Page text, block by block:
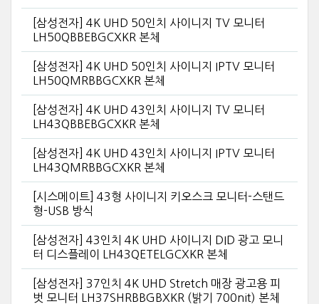
[삼성전자] 4K UHD 50인치 사이니지 TV 모니터
LH50QBBEBGCXKR 본체
[삼성전자] 4K UHD 50인치 사이니지 IPTV 모니터
LH50QMRBBGCXKR 본체
[삼성전자] 4K UHD 43인치 사이니지 TV 모니터
LH43QBBEBGCXKR 본체
[삼성전자] 4K UHD 43인치 사이니지 IPTV 모니터
LH43QMRBBGCXKR 본체
[시스메이트] 43형 사이니지 키오스크 모니터-스탠드
형-USB 방식
[삼성전자] 43인치 4K UHD 사이니지 DID 광고 모니
터 디스플레이 LH43QETELGCXKR 본체
[삼성전자] 37인치 4K UHD Stretch 매장 광고용 피
벗 모니터 LH37SHRBBGBXKR (밝기 700nit) 본체